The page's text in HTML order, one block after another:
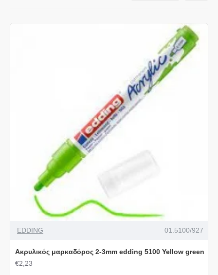
EDDING 01.5100/927
Ακρυλικός μαρκαδόρος 2-3mm edding 5100 Yellow green
€2,23